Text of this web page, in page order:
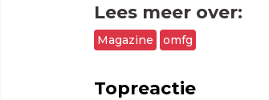
Lees meer over:
Magazine omfg
Topreactie